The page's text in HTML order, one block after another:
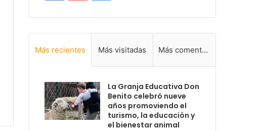
Más recientes Más visitadas Más comentadas
La Granja Educativa Don
Benito celebró nueve
años promoviendo el
turismo, la educación y
el bienestar animal